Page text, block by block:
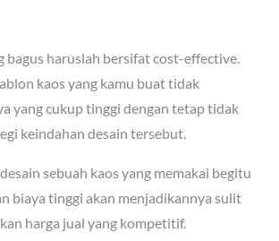
bagus haruslah bersifat cost-effective.
kaos yang kamu buat tidak
yang cukup tinggi dengan tetap tidak
keindahan desain tersebut.
sebuah kaos yang memakai begitu
biaya tinggi akan menjadikannya sulit
harga jual yang kompetitif.